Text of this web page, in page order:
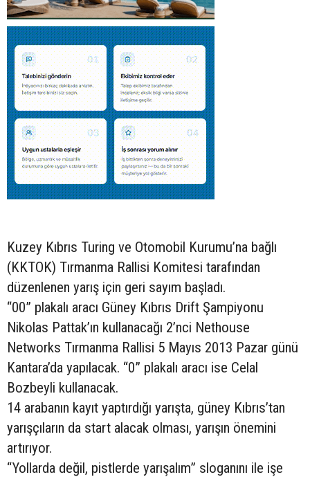
Kuzey Kıbrıs Turing ve Otomobil Kurumu’na bağlı
(KKTOK) Tırmanma Rallisi Komitesi tarafından
düzenlenen yarış için geri sayım başladı.
“00” plakalı aracı Güney Kıbrıs Drift Şampiyonu
Nikolas Pattak’ın kullanacağı 2’nci Nethouse
Networks Tırmanma Rallisi 5 Mayıs 2013 Pazar günü
Kantara’da yapılacak. “0” plakalı aracı ise Celal
Bozbeyli kullanacak.
14 arabanın kayıt yaptırdığı yarışta, güney Kıbrıs’tan
yarışçıların da start alacak olması, yarışın önemini
artırıyor.
“Yollarda değil, pistlerde yarışalım” sloganını ile işe